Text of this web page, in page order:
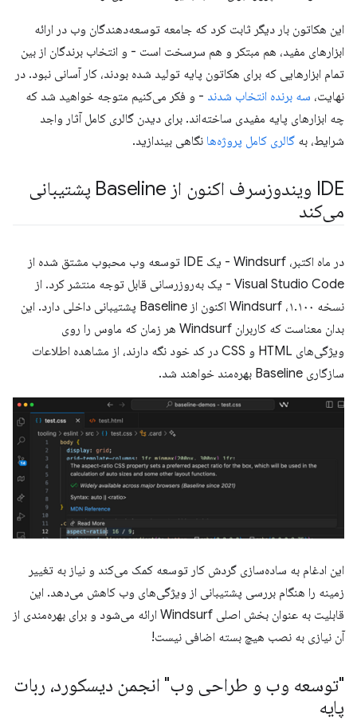
این هکاتون بار دیگر ثابت کرد که جامعه توسعه‌دهندگان وب در ارائه
ابزارهای مفید، هم مبتکر و هم سرسخت است - و انتخاب برندگان از بین
تمام ابزارهایی که برای هکاتون پایه تولید شده بودند، کار آسانی نبود. در
نهایت، سه برنده انتخاب شدند - و فکر می‌کنیم متوجه خواهید شد که
چه ابزارهای پایه مفیدی ساخته‌اند. برای دیدن گالری کامل آثار واجد
شرایط، به گالری کامل پروژه‌ها نگاهی بیندازید.
IDE ویندوزسرف اکنون از Baseline پشتیبانی
می‌کند
در ماه اکتبر، Windsurf - یک IDE توسعه وب محبوب مشتق شده از
Visual Studio Code - یک به‌روزرسانی قابل توجه منتشر کرد. از
نسخه ۱.۱۰۰، Windsurf اکنون از Baseline پشتیبانی داخلی دارد. این
بدان معناست که کاربران Windsurf هر زمان که ماوس را روی
ویژگی‌های HTML و CSS در کد خود نگه دارند، از مشاهده اطلاعات
سازگاری Baseline بهره‌مند خواهند شد.
این ادغام به ساده‌سازی گردش کار توسعه کمک می‌کند و نیاز به تغییر
زمینه را هنگام بررسی پشتیبانی از ویژگی‌های وب کاهش می‌دهد. این
قابلیت به عنوان بخش اصلی Windsurf ارائه می‌شود و برای بهره‌مندی از
آن نیازی به نصب هیچ بسته اضافی نیست!
"توسعه وب و طراحی وب" انجمن دیسکورد، ربات
پایه